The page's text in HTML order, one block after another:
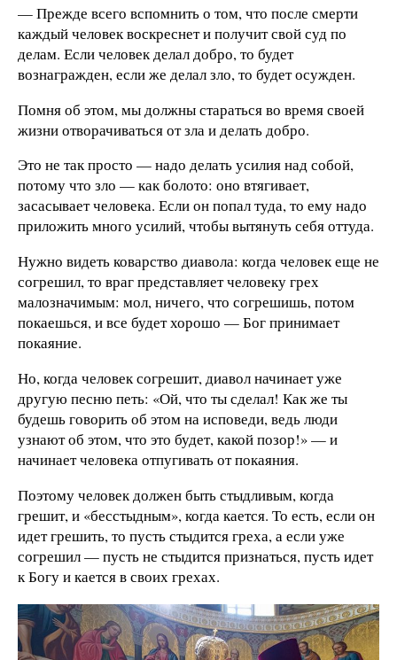
— Прежде всего вспомнить о том, что после смерти
каждый человек воскреснет и получит свой суд по
делам. Если человек делал добро, то будет
вознагражден, если же делал зло, то будет осужден.
Помня об этом, мы должны стараться во время своей
жизни отворачиваться от зла и делать добро.
Это не так просто — надо делать усилия над собой,
потому что зло — как болото: оно втягивает,
засасывает человека. Если он попал туда, то ему надо
приложить много усилий, чтобы вытянуть себя оттуда.
Нужно видеть коварство диавола: когда человек еще не
согрешил, то враг представляет человеку грех
малозначимым: мол, ничего, что согрешишь, потом
покаешься, и все будет хорошо — Бог принимает
покаяние.
Но, когда человек согрешит, диавол начинает уже
другую песню петь: «Ой, что ты сделал! Как же ты
будешь говорить об этом на исповеди, ведь люди
узнают об этом, что это будет, какой позор!» — и
начинает человека отпугивать от покаяния.
Поэтому человек должен быть стыдливым, когда
грешит, и «бесстыдным», когда кается. То есть, если он
идет грешить, то пусть стыдится греха, а если уже
согрешил — пусть не стыдится признаться, пусть идет
к Богу и кается в своих грехах.